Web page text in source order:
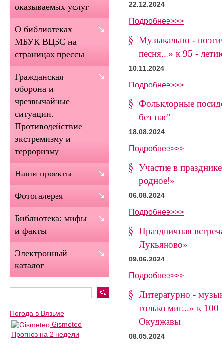
22.12.2024
Подробнее>>>
Музыкально -
песня...» к 95 -
10.11.2024
Подробнее>>>
Фольклорные
без нас"
18.08.2024
Подробнее>>>
Участие в
родное!»
06.08.2024
Подробнее>>>
Праздничная
Лукьяново»
09.06.2024
Подробнее>>>
Литературно -
только миг...» к
Окуджавы
08.05.2024
оказываемых услуг
О библиотеках
МБУК ВЦБС на
страницах прессы
Гражданская
оборона и
чрезвычайные
ситуации.
Противодействие
экстремизму и
терроризму
Наши проекты
Фотогалерея
Библиотека: мифы
и факты
Электронный
каталог
Погода в Вязьме
Gismeteo
Прогноз на 2 недели